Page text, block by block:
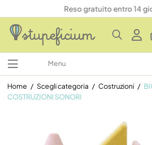
Reso gratuito entro 14
Menu
Home Scegli categoria Costruzioni
COSTRUZIONI SONORI